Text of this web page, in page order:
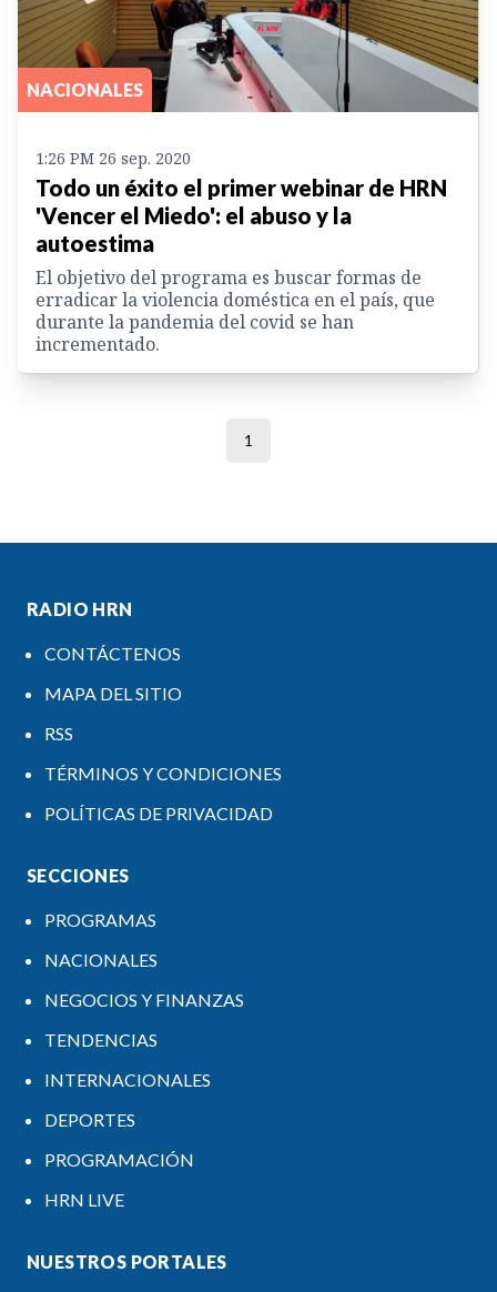
NACIONALES
1:26 PM 26 sep. 2020
Todo un éxito el primer webinar de HRN
'Vencer el Miedo': el abuso y la
autoestima
El objetivo del programa es buscar formas de
erradicar la violencia doméstica en el país, que
durante la pandemia del covid se han
incrementado.
1
RADIO HRN
CONTÁCTENOS
MAPA DEL SITIO
RSS
TÉRMINOS Y CONDICIONES
POLÍTICAS DE PRIVACIDAD
SECCIONES
PROGRAMAS
NACIONALES
NEGOCIOS Y FINANZAS
TENDENCIAS
INTERNACIONALES
DEPORTES
PROGRAMACIÓN
HRN LIVE
NUESTROS PORTALES